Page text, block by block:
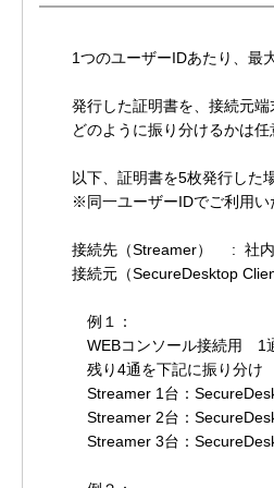
1つのユーザーIDあたり、最
発行した証明書を、接続元
どのように振り分けるかは任
以下、証明書を5枚発行した
※同一ユーザーIDでご利用い
接続先（Streamer） : 社
接続元（SecureDesktop
例１：
WEBコンソール接続用 1
残り4通を下記に振り分け
Streamer 1台：
Streamer 2台：
Streamer 3台：